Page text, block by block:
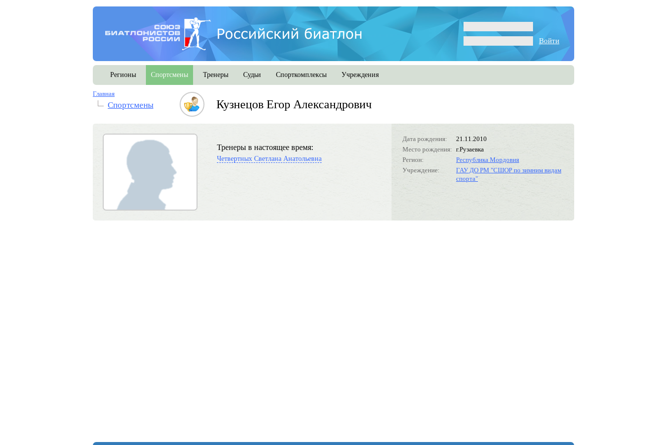
Войти
Регионы Спортсмены Тренеры Судьи Спорткомплексы Учреждения
Главная
Спортсмены Кузнецов Егор Александрович
Дата рождения:
21.11.2010
Место рождения: г.Рузаевка
Регион:
Республика Мордовия
Учреждение:
ГАУ ДО РМ "СШОР по зимним видам
спорта"
Тренеры в настоящее время:
Четвертных Светлана Анатольевна